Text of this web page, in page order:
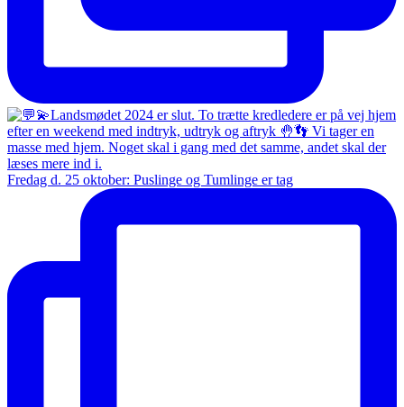
Fredag d. 25 oktober: Puslinge og Tumlinge er tag